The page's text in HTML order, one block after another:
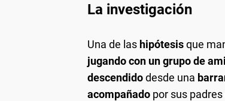
La investigación
Una de las hipótesisque
jugando con un grupo de
descendidodesde una
acompañado por sus